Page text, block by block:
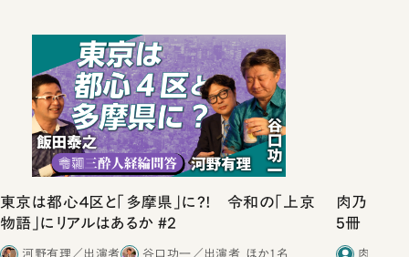
東京は都心４区と「多摩県」に?! 令和の「上京
物語」にリアルはあるか #2
河野有理／出演者 谷口功一／出演者 ほか1名
肉乃小路
5冊
肉乃小路